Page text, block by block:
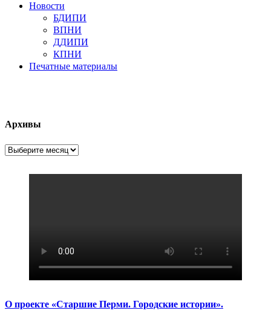
Новости
БДИПИ
ВПНИ
ДДИПИ
КПНИ
Печатные материалы
Архивы
Архивы
О проекте «Старшие Перми. Городские истории».